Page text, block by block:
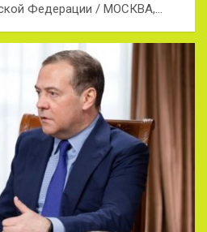
Федерации / МОСКВА,…